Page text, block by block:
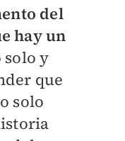
del
hay un
solo y
que
solo